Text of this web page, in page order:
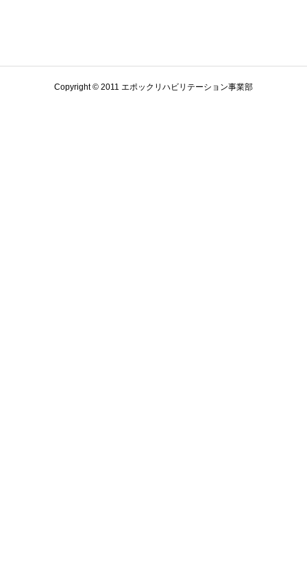
Copyright © 2011 エポックリハビリテーション事業部